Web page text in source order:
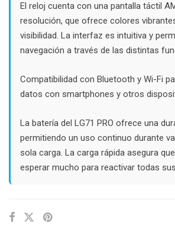
El reloj cuenta con una pantalla táctil
resolución, que ofrece colores
visibilidad. La interfaz es intuitiva y
navegación a través de las distintas
Compatibilidad con Bluetooth y Wi-Fi
datos con smartphones y otros
La batería del LG71 PRO ofrece una
permitiendo un uso continuo durante
sola carga. La carga rápida asegura
esperar mucho para reactivar todas